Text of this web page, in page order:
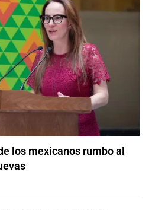
los mexicanos rumbo al